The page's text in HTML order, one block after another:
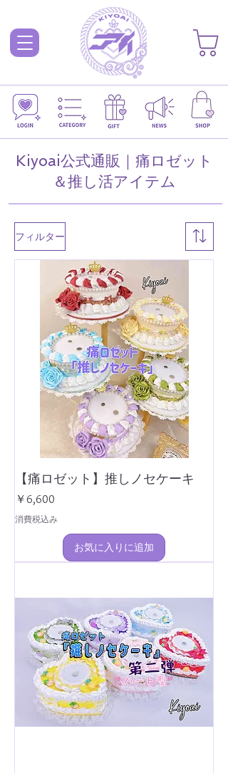
Kiyoai公式通販｜痛ロゼット
＆推し活アイテム
フィルター
【痛ロゼット】推しノセケーキ
価格
￥6,600
消費税込み
お気に入りに追加